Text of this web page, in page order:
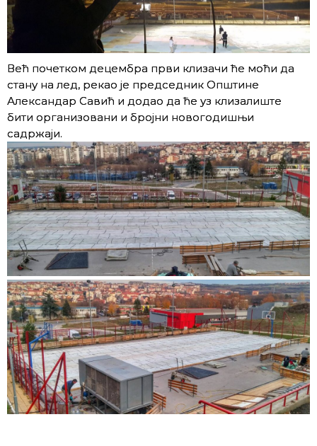
Већ почетком децембра први клизачи ће моћи да
стану на лед, рекао је председник Општине
Александар Савић и додао да ће уз клизалиште
бити организовани и бројни новогодишњи
садржаји.